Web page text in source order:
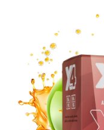
E-CIGARETY
NIKOTINOVÉ SÁČKY
DÁRKOVÉ VOUCHERY